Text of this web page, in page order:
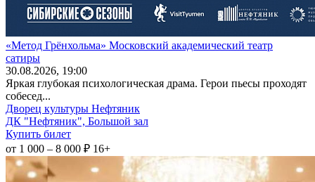
«Метод Грёнхольма» Московский академический театр
сатиры
30.08.2026, 19:00
Яркая глубокая психологическая драма. Герои пьесы проходят
собесед...
Дворец культуры Нефтяник
ДК "Нефтяник", Большой зал
Купить билет
от 1 000 – 8 000 ₽ 16+